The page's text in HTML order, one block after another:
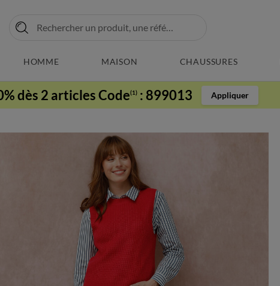
HOMME MAISON CHAUSSURES
dès 2 articles Code(1) : 899013 Appliquer